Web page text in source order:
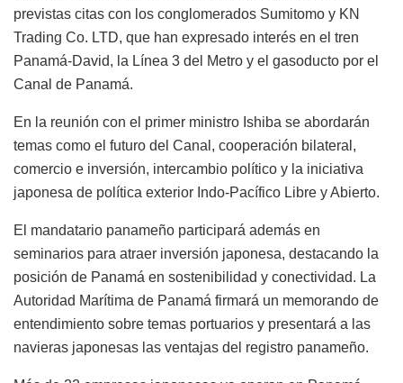
previstas citas con los conglomerados Sumitomo y KN
Trading Co. LTD, que han expresado interés en el tren
Panamá-David, la Línea 3 del Metro y el gasoducto por el
Canal de Panamá.
En la reunión con el primer ministro Ishiba se abordarán
temas como el futuro del Canal, cooperación bilateral,
comercio e inversión, intercambio político y la iniciativa
japonesa de política exterior Indo-Pacífico Libre y Abierto.
El mandatario panameño participará además en
seminarios para atraer inversión japonesa, destacando la
posición de Panamá en sostenibilidad y conectividad. La
Autoridad Marítima de Panamá firmará un memorando de
entendimiento sobre temas portuarios y presentará a las
navieras japonesas las ventajas del registro panameño.